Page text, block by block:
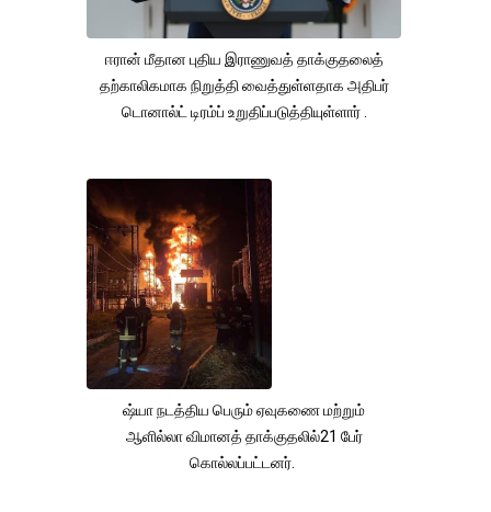
ஈரான் மீதான புதிய இராணுவத் தாக்குதலைத்
தற்காலிகமாக நிறுத்தி வைத்துள்ளதாக அதிபர்
டொனால்ட் டிரம்ப் உறுதிப்படுத்தியுள்ளார் .
ஷ்யா நடத்திய பெரும் ஏவுகணை மற்றும்
ஆளில்லா விமானத் தாக்குதலில்21 பேர்
கொல்லப்பட்டனர்.